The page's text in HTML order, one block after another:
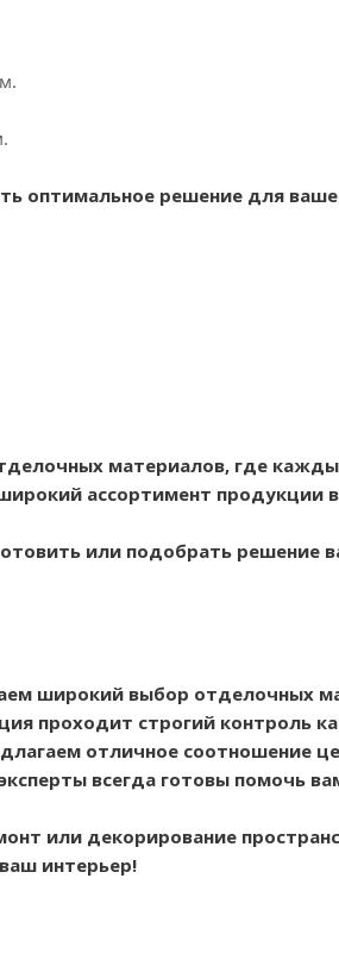
оптимальное решение для
материалов, где
ассортимент продукции
или подобрать решение
широкий выбор отделочных
проходит строгий контроль
отличное соотношение
всегда готовы помочь
или декорирование
интерьер!